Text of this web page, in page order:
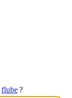
flube?